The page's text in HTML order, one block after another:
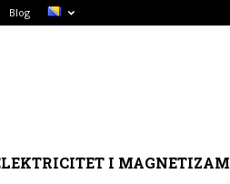
Blog
I MAGNETIZAM